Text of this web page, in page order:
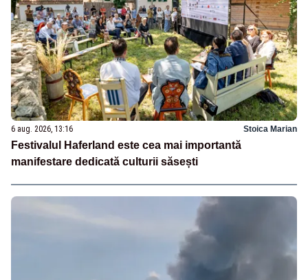
6 aug. 2026, 13:16 Stoica Marian
Festivalul Haferland este cea mai importantă
manifestare dedicată culturii săsești